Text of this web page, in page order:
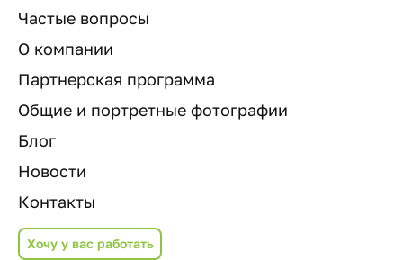
Частые вопросы
О компании
Партнерская программа
Общие и портретные фотографии
Блог
Новости
Контакты
Хочу у вас работать